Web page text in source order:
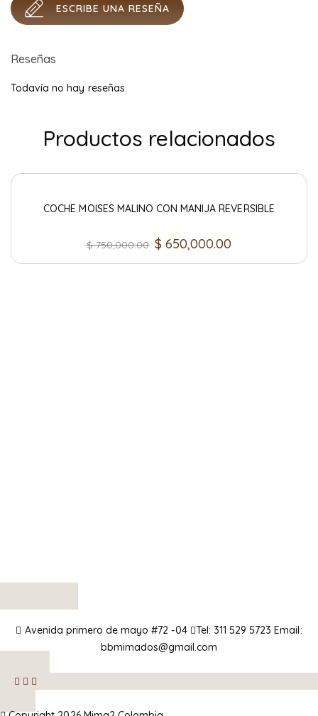
ESCRIBE UNA RESEÑA
Reseñas
Todavía no hay reseñas.
Productos relacionados
COCHE MOISES MALINO CON MANIJA REVERSIBLE
$750,000.00 $ 650,000.00
Avenida primero de mayo #72 -04 Tel: 311 529 5723 Email:
bbmimados@gmail.com